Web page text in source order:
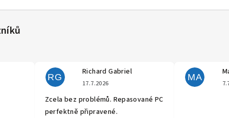
obchodu je 5 z 5 hvězdiček.
RG
Richard Gabriel
Hodnocení obchodu je 5 z 5
17.7.2026
Zcela bez problémů. Repasované PC
perfektně připravené.
MA